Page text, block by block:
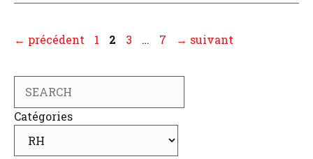
← précédent Page
1 Page
2 Page
3 … Page
7 → suivant
Catégories